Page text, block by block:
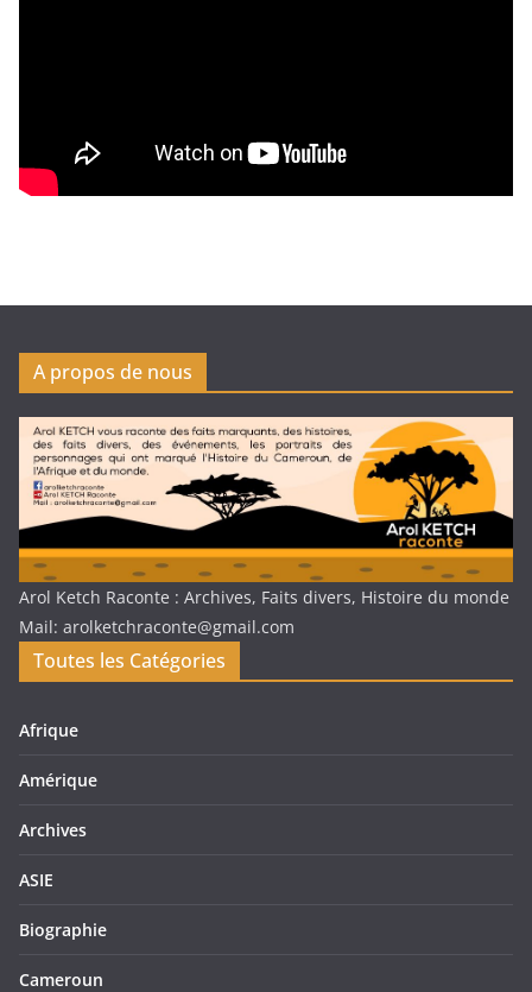
A propos de nous
Arol Ketch Raconte : Archives, Faits divers, Histoire du monde
Mail: arolketchraconte@gmail.com
Toutes les Catégories
Afrique
Amérique
Archives
ASIE
Biographie
Cameroun